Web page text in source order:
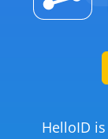
HelloID